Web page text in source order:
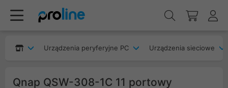
Urządzenia peryferyjne PC Urządzenia sieciowe
Qnap QSW-308-1C 11 portowy